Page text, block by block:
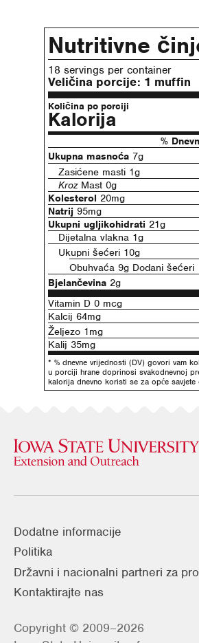
Nutritivne
18 servings per container
Veličina porcije: 1 muffin
Količina po porciji
Kalorija
%
Ukupna masnoća 7g
Zasićene masti 1g
KrozMast 0g
Kolesterol 20mg
Natrij 95mg
Ukupni ugljikohidrati 21g
Dijetalna vlakna 1g
Ukupni šećeri 10g
Obuhvaća 9g Dodani šećeri
Bjelančevina 2g
Vitamin D 0 mcg
Kalcij 64mg
Željezo 1mg
Kalij 35mg
* % dnevne vrijednosti (DV) govori vam
u porciji hrane doprinosi svakodnevnoj
kalorija dnevno koristi se za opće savjete
Dodatne informacije
Politika
Državni i nacionalni partneri za
Kontaktirajte nas
Copyright © 2009–2026